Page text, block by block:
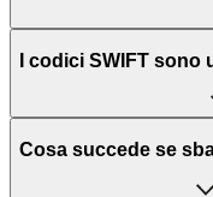
L'acronimo SWIFT
per l’elaborazione
Il BIC, invece, sta per
I codici SWIFT
Dipende dalle
Cosa succede se